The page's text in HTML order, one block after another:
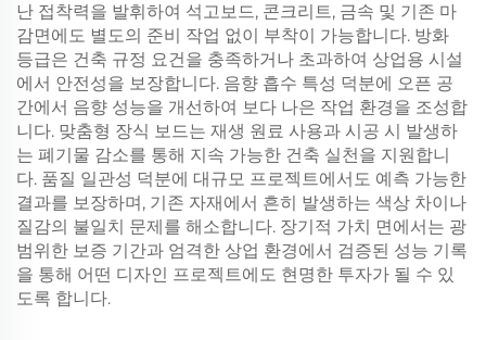
난 접착력을 발휘하여 석고보드, 콘크리트, 금속 및 기존 마
감면에도 별도의 준비 작업 없이 부착이 가능합니다. 방화
등급은 건축 규정 요건을 충족하거나 초과하여 상업용 시설
에서 안전성을 보장합니다. 음향 흡수 특성 덕분에 오픈 공
간에서 음향 성능을 개선하여 보다 나은 작업 환경을 조성합
니다. 맞춤형 장식 보드는 재생 원료 사용과 시공 시 발생하
는 폐기물 감소를 통해 지속 가능한 건축 실천을 지원합니
다. 품질 일관성 덕분에 대규모 프로젝트에서도 예측 가능한
결과를 보장하며, 기존 자재에서 흔히 발생하는 색상 차이나
질감의 불일치 문제를 해소합니다. 장기적 가치 면에서는 광
범위한 보증 기간과 엄격한 상업 환경에서 검증된 성능 기록
을 통해 어떤 디자인 프로젝트에도 현명한 투자가 될 수 있
도록 합니다.